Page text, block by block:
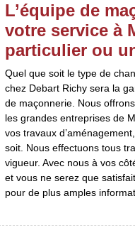
L’équipe de
votre service à
particulier ou
Quel que soit le type de
chez Debart Richy sera la
de maçonnerie. Nous
les grandes entreprises de
vos travaux
soit. Nous effectuons tous
vigueur. Avec nous à vos
et vous ne serez que
pour de plus amples